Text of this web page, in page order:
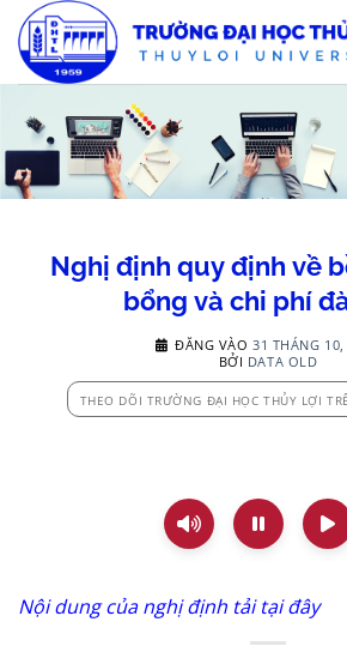
qua
nội
Nghị định quy định về
bổng và chi phí
ĐĂNG VÀO31 THÁNG
BỞI DATA OLD
THEO DÕI TRƯỜNG ĐẠI HỌC THỦY LỢI
Nội dung của nghị định tải tại đây